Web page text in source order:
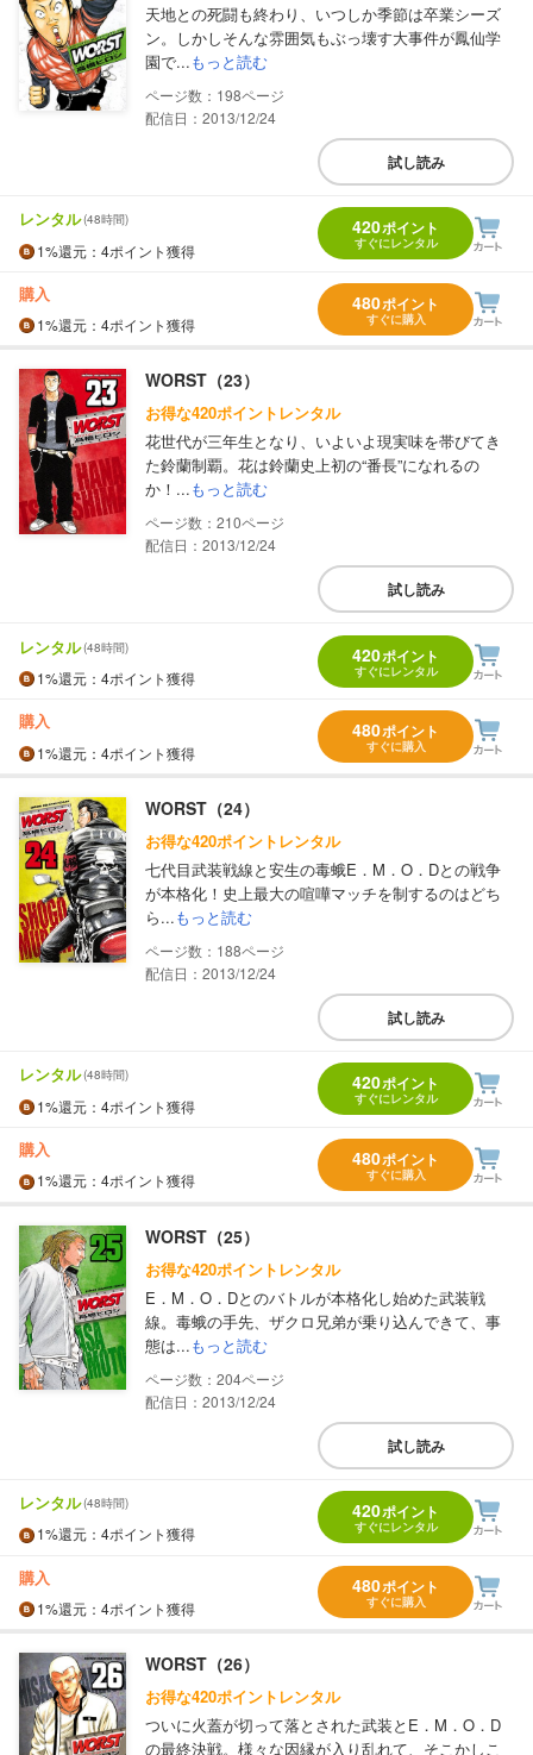
天地との死闘も終わり、いつしか季節は卒業シーズ
ン。しかしそんな雰囲気もぶっ壊す大事件が鳳仙学
園で...もっと読む
198
配信日：2013/12/24
試し読み
レンタル(48時間)
1%還元 ：4ポイント獲得
420ポイント
すぐにレンタル
購入
1%還元 ：4ポイント獲得
480ポイント
すぐに購入
WORST（23）
お得な420ポイントレンタル
花世代が三年生となり、いよいよ現実味を帯びてき
た鈴蘭制覇。花は鈴蘭史上初の“番長”になれるの
か！...もっと読む
210
配信日：2013/12/24
試し読み
レンタル(48時間)
1%還元 ：4ポイント獲得
420ポイント
すぐにレンタル
購入
1%還元 ：4ポイント獲得
480ポイント
すぐに購入
WORST（24）
お得な420ポイントレンタル
七代目武装戦線と安生の毒蛾E．M．O．Dとの戦争
が本格化！史上最大の喧嘩マッチを制するのはどち
ら...もっと読む
188
配信日：2013/12/24
試し読み
レンタル(48時間)
1%還元 ：4ポイント獲得
420ポイント
すぐにレンタル
購入
1%還元 ：4ポイント獲得
480ポイント
すぐに購入
WORST（25）
お得な420ポイントレンタル
E．M．O．Dとのバトルが本格化し始めた武装戦
線。毒蛾の手先、ザクロ兄弟が乗り込んできて、事
態は...もっと読む
204
配信日：2013/12/24
試し読み
レンタル(48時間)
1%還元 ：4ポイント獲得
420ポイント
すぐにレンタル
購入
1%還元 ：4ポイント獲得
480ポイント
すぐに購入
WORST（26）
お得な420ポイントレンタル
ついに火蓋が切って落とされた武装とE．M．O．D
の最終決戦。様々な因縁が入り乱れて、そこかしこ